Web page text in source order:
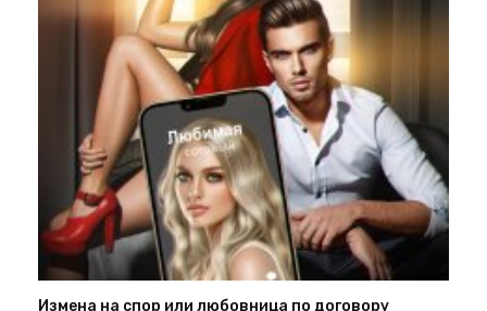
Измена на спор или любовница по договору